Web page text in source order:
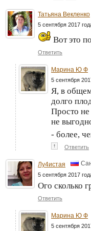
Татьяна Векленко
5 сентября 2017
Вот это
Ответить
Марина Ю Ф
5 сентября
Я, в
долго
Просто не
не
- более,
↑ Ответить
Лу4истая
5 сентября 2017
Ого сколько
Ответить
Марина Ю Ф
5 сентября